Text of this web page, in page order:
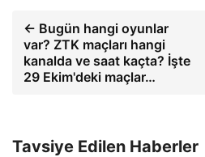
← Bugün hangi oyunlar
var? ZTK maçları hangi
kanalda ve saat kaçta? İşte
29 Ekim'deki maçlar…
Tavsiye Edilen Haberler